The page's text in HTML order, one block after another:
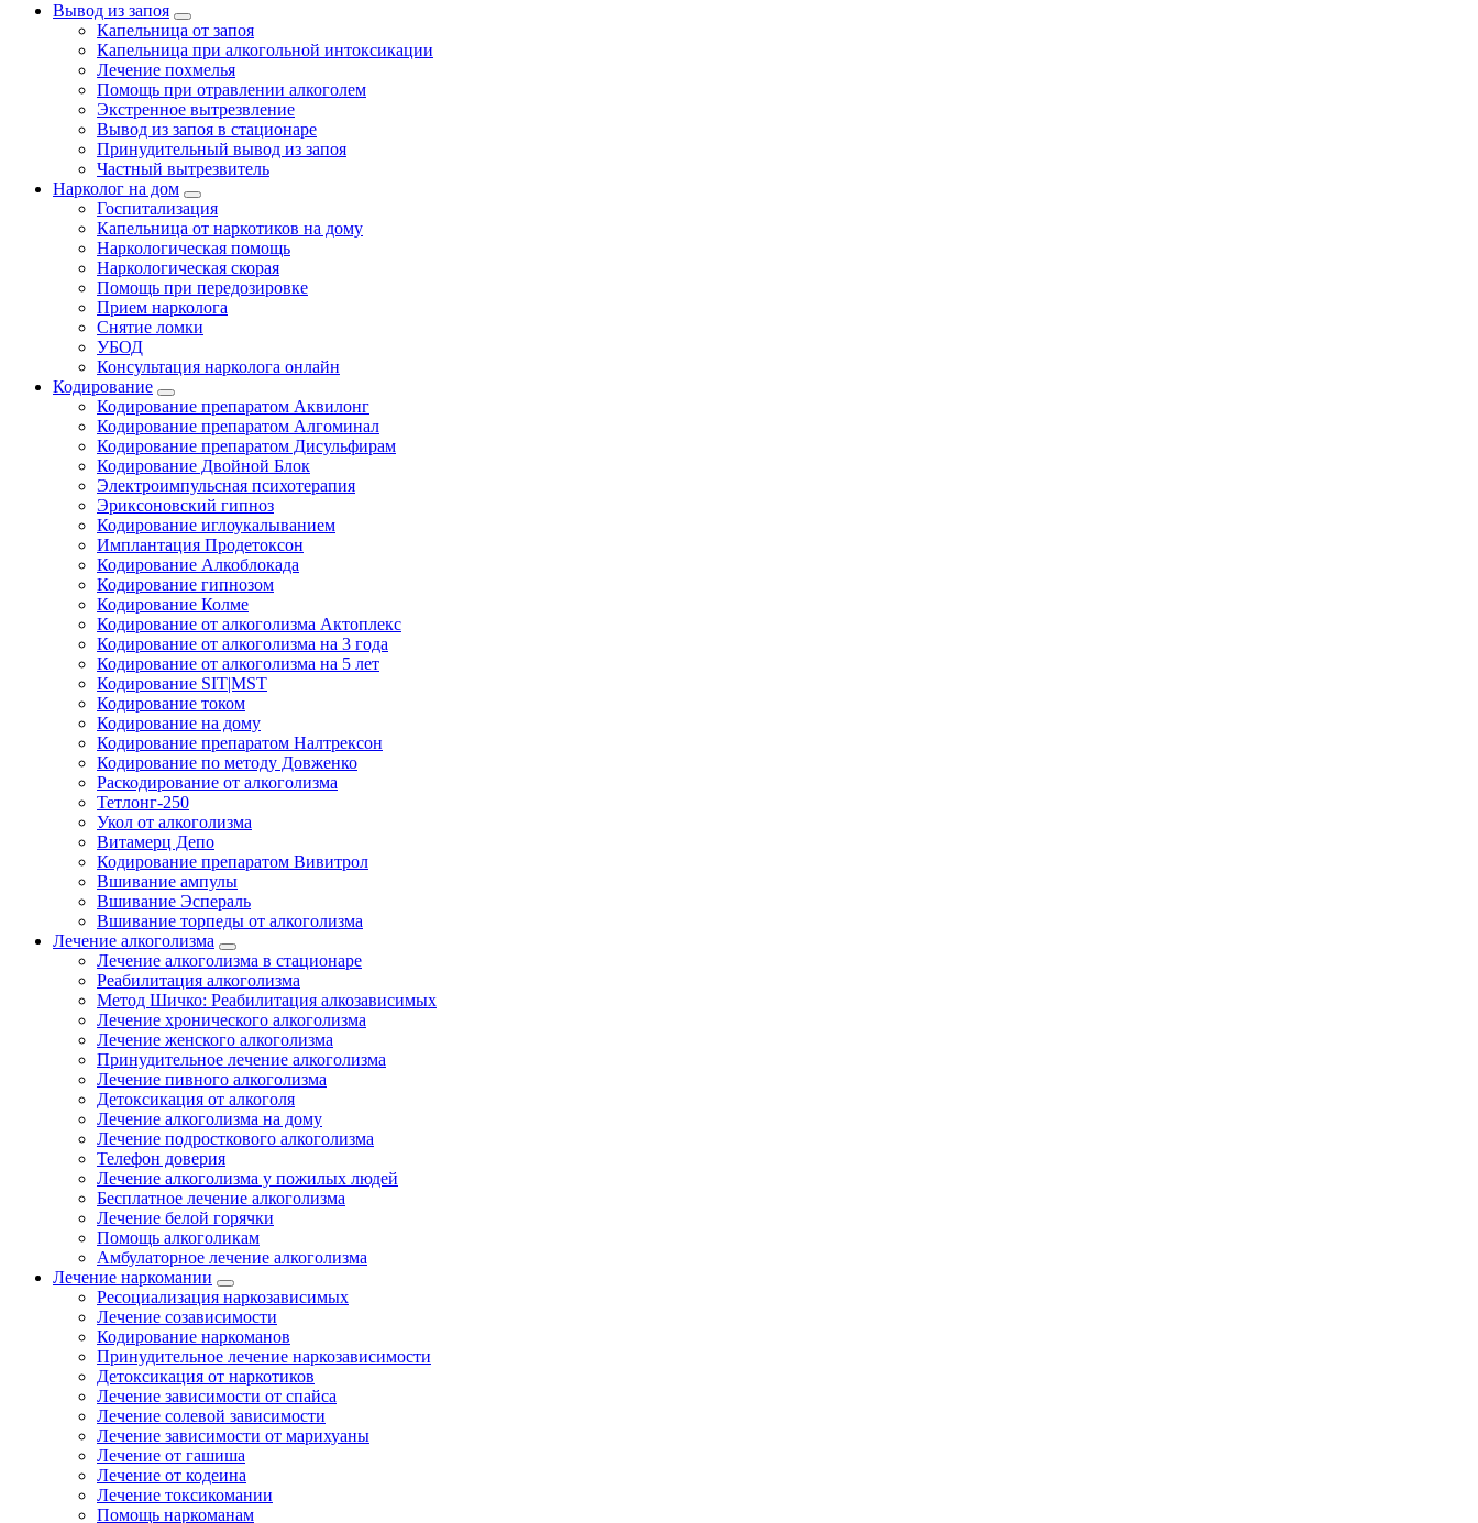
Вывод из запоя
Капельница от запоя
Капельница при алкогольной интоксикации
Лечение похмелья
Помощь при отравлении алкоголем
Экстренное вытрезвление
Вывод из запоя в стационаре
Принудительный вывод из запоя
Частный вытрезвитель
Нарколог на дом
Госпитализация
Капельница от наркотиков на дому
Наркологическая помощь
Наркологическая скорая
Помощь при передозировке
Прием нарколога
Снятие ломки
УБОД
Консультация нарколога онлайн
Кодирование
Кодирование препаратом Аквилонг
Кодирование препаратом Алгоминал
Кодирование препаратом Дисульфирам
Кодирование Двойной Блок
Электроимпульсная психотерапия
Эриксоновский гипноз
Кодирование иглоукалыванием
Имплантация Продетоксон
Кодирование Алкоблокада
Кодирование гипнозом
Кодирование Колме
Кодирование от алкоголизма Актоплекс
Кодирование от алкоголизма на 3 года
Кодирование от алкоголизма на 5 лет
Кодирование SIT|MST
Кодирование током
Кодирование на дому
Кодирование препаратом Налтрексон
Кодирование по методу Довженко
Раскодирование от алкоголизма
Тетлонг-250
Укол от алкоголизма
Витамерц Депо
Кодирование препаратом Вивитрол
Вшивание ампулы
Вшивание Эспераль
Вшивание торпеды от алкоголизма
Лечение алкоголизма
Лечение алкоголизма в стационаре
Реабилитация алкоголизма
Метод Шичко: Реабилитация алкозависимых
Лечение хронического алкоголизма
Лечение женского алкоголизма
Принудительное лечение алкоголизма
Лечение пивного алкоголизма
Детоксикация от алкоголя
Лечение алкоголизма на дому
Лечение подросткового алкоголизма
Телефон доверия
Лечение алкоголизма у пожилых людей
Бесплатное лечение алкоголизма
Лечение белой горячки
Помощь алкоголикам
Амбулаторное лечение алкоголизма
Лечение наркомании
Ресоциализация наркозависимых
Лечение созависимости
Кодирование наркоманов
Принудительное лечение наркозависимости
Детоксикация от наркотиков
Лечение зависимости от спайса
Лечение солевой зависимости
Лечение зависимости от марихуаны
Лечение от гашиша
Лечение от кодеина
Лечение токсикомании
Помощь наркоманам